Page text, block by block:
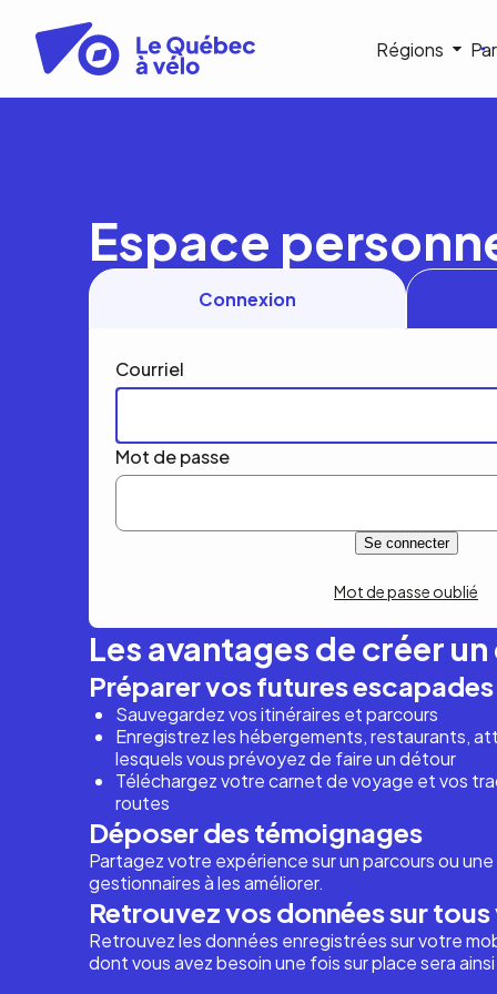
contenu
principal
Régions
Espace
Connexion
Courriel
Mot de passe
Mot de passe oublié
Les avantages de créer
Préparer vos futures escapades
Sauvegardez vos itinéraires et parcours
Enregistrez les hébergements, restaurants,
lesquels vous prévoyez de faire un détour
Téléchargez votre carnet de voyage et vos
routes
Déposer des témoignages
Partagez votre expérience sur un parcours ou
gestionnaires à les améliorer.
Retrouvez vos données sur
Retrouvez les données enregistrées sur votre
dont vous avez besoin une fois sur place sera